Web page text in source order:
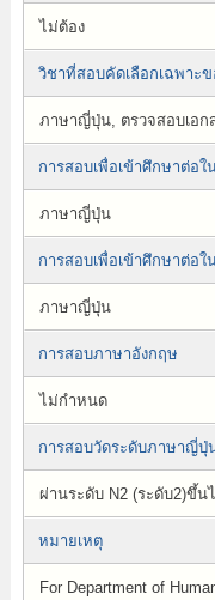
ไม่ต้อง
วิชาที่สอบคัดเลือกเฉพาะ
ภาษาญี่ปุ่น, ตรวจสอบเอ
การสอบเพื่อเข้าศึกษาต่อ
ภาษาญี่ปุ่น
การสอบเพื่อเข้าศึกษาต่อ
ภาษาญี่ปุ่น
การสอบภาษาอังกฤษ
ไม่กำหนด
การสอบวัดระดับภาษาญี่ปุ่
ผ่านระดับ N2 (ระดับ2)ขึ้น
หมายเหตุ
For Department of